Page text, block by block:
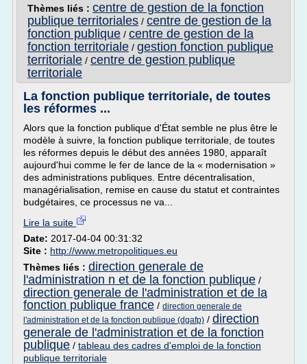
Thèmes liés : centre de gestion de la fonction
publique territoriales / centre de gestion de la
fonction publique / centre de gestion de la
fonction territoriale / gestion fonction publique
territoriale / centre de gestion publique
territoriale
La fonction publique territoriale, de toutes
les réformes ...
Alors que la fonction publique d'État semble ne plus être le
modèle à suivre, la fonction publique territoriale, de toutes
les réformes depuis le début des années 1980, apparaît
aujourd'hui comme le fer de lance de la « modernisation »
des administrations publiques. Entre décentralisation,
managérialisation, remise en cause du statut et contraintes
budgétaires, ce processus ne va...
Lire la suite
Date: 2017-04-04 00:31:32
Site : http://www.metropolitiques.eu
Thèmes liés : direction generale de
l'administration n et de la fonction publique /
direction generale de l'administration et de la
fonction publique france / direction generale de
l'administration et de la fonction publique (dgafp) / direction
generale de l'administration et de la fonction
publique / tableau des cadres d'emploi de la fonction
publique territoriale